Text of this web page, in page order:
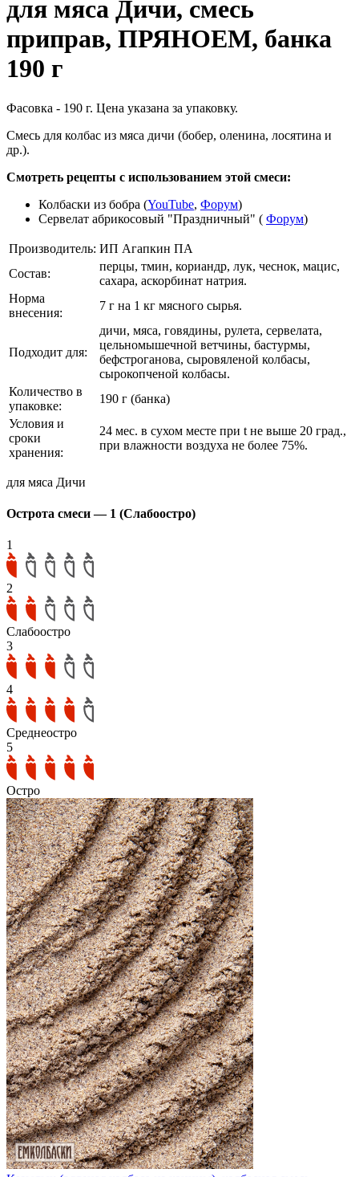
для мяса Дичи, смесь
приправ, ПРЯНОЕМ, банка
190 г
Фасовка - 190 г. Цена указана за упаковку.
Смесь для колбас из мяса дичи (бобер, оленина, лосятина и
др.).
Смотреть рецепты с использованием этой смеси:
Колбаски из бобра (YouTube, Форум)
Сервелат абрикосовый "Праздничный" ( Форум)
Производитель: ИП Агапкин ПА
Состав:
перцы, тмин, кориандр, лук, чеснок, мацис,
сахара, аскорбинат натрия.
Норма
внесения:
7 г на 1 кг мясного сырья.
Подходит для:
дичи, мяса, говядины, рулета, сервелата,
цельномышечной ветчины, бастурмы,
бефстроганова, сыровяленой колбасы,
сырокопченой колбасы.
Количество в
упаковке:
190 г (банка)
Условия и
сроки
хранения:
24 мес. в сухом месте при t не выше 20 град.,
при влажности воздуха не более 75%.
для мяса Дичи
Острота смеси — 1 (Слабоостро)
1
2
Слабоостро
3
4
Среднеостро
5
Остро